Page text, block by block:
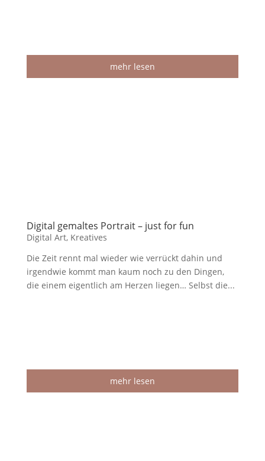
mehr lesen
Digital gemaltes Portrait – just for fun
Digital Art, Kreatives
Die Zeit rennt mal wieder wie verrückt dahin und
irgendwie kommt man kaum noch zu den Dingen,
die einem eigentlich am Herzen liegen… Selbst die...
mehr lesen